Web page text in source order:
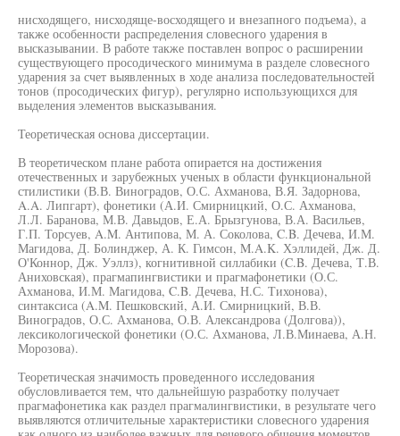
нисходящего, нисходяще-восходящего и внезапного подъема), а
также особенности распределения словесного ударения в
высказывании. В работе также поставлен вопрос о расширении
существующего просодического минимума в разделе словесного
ударения за счет выявленных в ходе анализа последовательностей
тонов (просодических фигур), регулярно использующихся для
выделения элементов высказывания.
Теоретическая основа диссертации.
В теоретическом плане работа опирается на достижения
отечественных и зарубежных ученых в области функциональной
стилистики (В.В. Виноградов, О.С. Ахманова, В.Я. Задорнова,
A.A. Липгарт), фонетики (А.И. Смирницкий, О.С. Ахманова,
Л.Л. Баранова, М.В. Давыдов, Е.А. Брызгунова, В.А. Васильев,
Г.П. Торсуев, A.M. Антипова, М. А. Соколова, C.B. Дечева, И.М.
Магидова, Д. Болинджер, А. К. Гимсон, M.A.K. Хэллидей, Дж. Д.
О'Коннор, Дж. Уэллз), когнитивной силлабики (C.B. Дечева, Т.В.
Аниховская), прагмапингвистики и прагмафонетики (О.С.
Ахманова, И.М. Магидова, C.B. Дечева, Н.С. Тихонова),
синтаксиса (A.M. Пешковский, А.И. Смирницкий, В.В.
Виноградов, О.С. Ахманова, О.В. Александрова (Долгова)),
лексикологической фонетики (О.С. Ахманова, Л.В.Минаева, А.Н.
Морозова).
Теоретическая значимость проведенного исследования
обусловливается тем, что дальнейшую разработку получает
прагмафонетика как раздел прагмалингвистики, в результате чего
выявляются отличительные характеристики словесного ударения